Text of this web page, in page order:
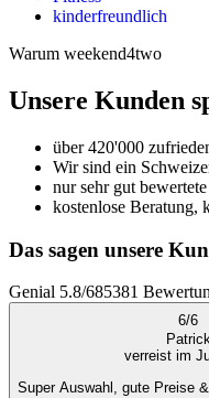
kinderfreundlich
Warum weekend4two
Unsere Kunden
über 420'000
Wir sind ein
nur sehr gut
kostenlose Beratung,
Das sagen unsere
Genial 5.8/685381
6/6
verreist im
Super Auswahl, gute Preise